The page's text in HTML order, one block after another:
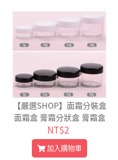
【嚴選SHOP】面霜分裝盒
面霜盒 膏霜分狀盒 膏霜盒
化妝品分裝盒 分裝瓶 塑膠
盒 方底膏霜盒 藥膏盒【K4
42】
NT$2
加入購物車